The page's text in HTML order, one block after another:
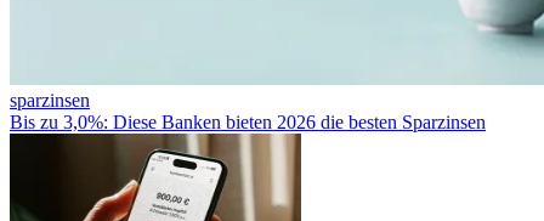
sparzinsen
Bis zu 3,0%: Diese Banken bieten 2026 die besten Sparzinsen